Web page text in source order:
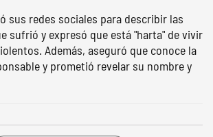
sus redes sociales para describir las
sufrió y expresó que está "harta" de vivir
Además, aseguró que conoce la
y prometió revelar su nombre y